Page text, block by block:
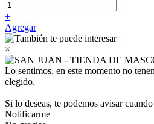
+
Agregar
×
Lo sentimos, en este momento no
elegido.
Si lo deseas, te podemos avisar
Notificarme